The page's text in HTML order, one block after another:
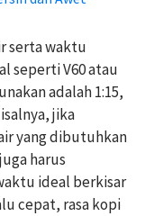
serta waktu
seperti V60 atau
adalah 1:15,
jika
yang dibutuhkan
harus
ideal berkisar
cepat, rasa kopi